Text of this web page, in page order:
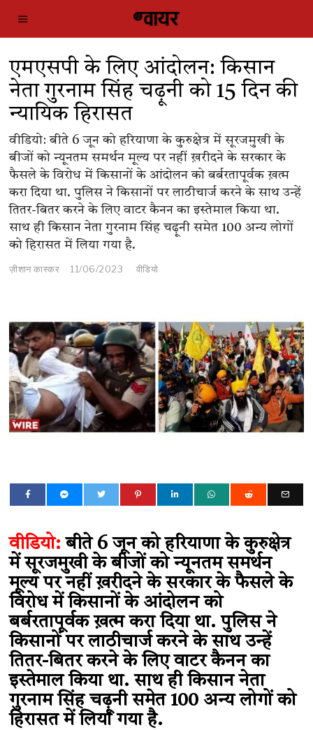
एमएसपी के लिए आंदोलन: किसान
नेता गुरनाम सिंह चढ़ूनी को 15 दिन की
न्यायिक हिरासत
वीडियो: बीते 6 जून को हरियाणा के कुरुक्षेत्र में सूरजमुखी के
बीजों को न्यूनतम समर्थन मूल्य पर नहीं ख़रीदने के सरकार के
फैसले के विरोध में किसानों के आंदोलन को बर्बरतापूर्वक ख़त्म
करा दिया था. पुलिस ने किसानों पर लाठीचार्ज करने के साथ उन्हें
तितर-बितर करने के लिए वाटर कैनन का इस्तेमाल किया था.
साथ ही किसान नेता गुरनाम सिंह चढ़ूनी समेत 100 अन्य लोगों
को हिरासत में लिया गया है.
ज़ीशान कास्कर 11/06/2023 वीडियो
वीडियो:बीते 6 जून को हरियाणा के कुरुक्षेत्र
में सूरजमुखी के बीजों को न्यूनतम समर्थन
मूल्य पर नहीं ख़रीदने के सरकार के फैसले के
विरोध में किसानों के आंदोलन को
बर्बरतापूर्वक ख़त्म करा दिया था. पुलिस ने
किसानों पर लाठीचार्ज करने के साथ उन्हें
तितर-बितर करने के लिए वाटर कैनन का
इस्तेमाल किया था. साथ ही किसान नेता
गुरनाम सिंह चढ़ूनी समेत 100 अन्य लोगों को
हिरासत में लिया गया है.